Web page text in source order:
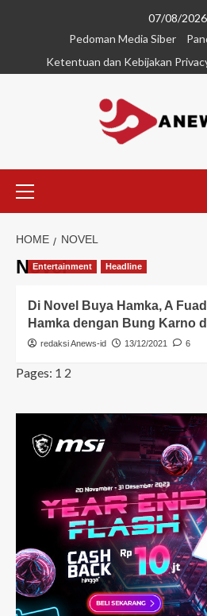
07/08/2026
Pedoman Media Siber
Ketentuan dan Kebijakan
HOME NOVEL
Novel
Entertainment Headline
Di Novel Buya Hamka, A
Hamka dengan Bung Karno
redaksi Anews-id 13/12/2021 6
Pages: 1 2